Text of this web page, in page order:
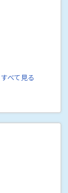
すべて見る